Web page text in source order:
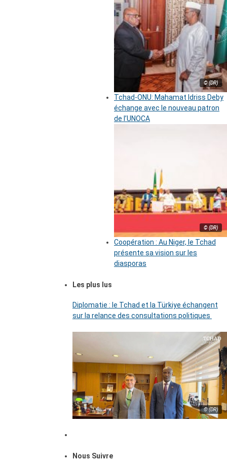
© (DR)
Tchad-ONU: Mahamat Idriss Deby
échange avec le nouveau patron
de l’UNOCA
© (DR)
Coopération : Au Niger, le Tchad
présente sa vision sur les
diasporas
Les plus lus
Diplomatie : le Tchad et la Türkiye échangent
sur la relance des consultations politiques
© (DR)
Nous Suivre